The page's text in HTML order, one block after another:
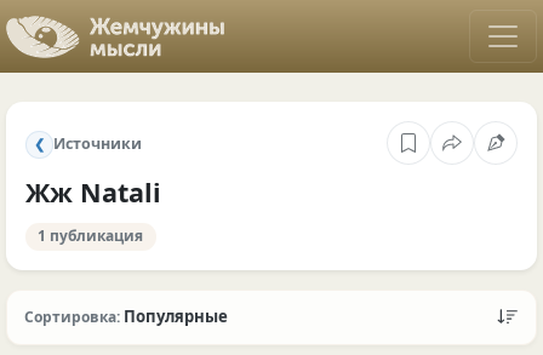
❮ Источники
Жж Natali
1 публикация
Сортировка: Популярные